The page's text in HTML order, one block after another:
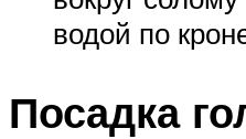
водой по
Посадка